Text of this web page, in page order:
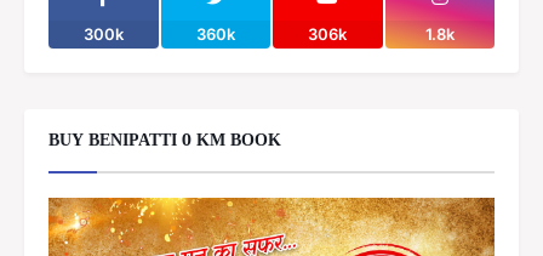
300k 360k 306k 1.8k
BUY BENIPATTI 0 KM BOOK